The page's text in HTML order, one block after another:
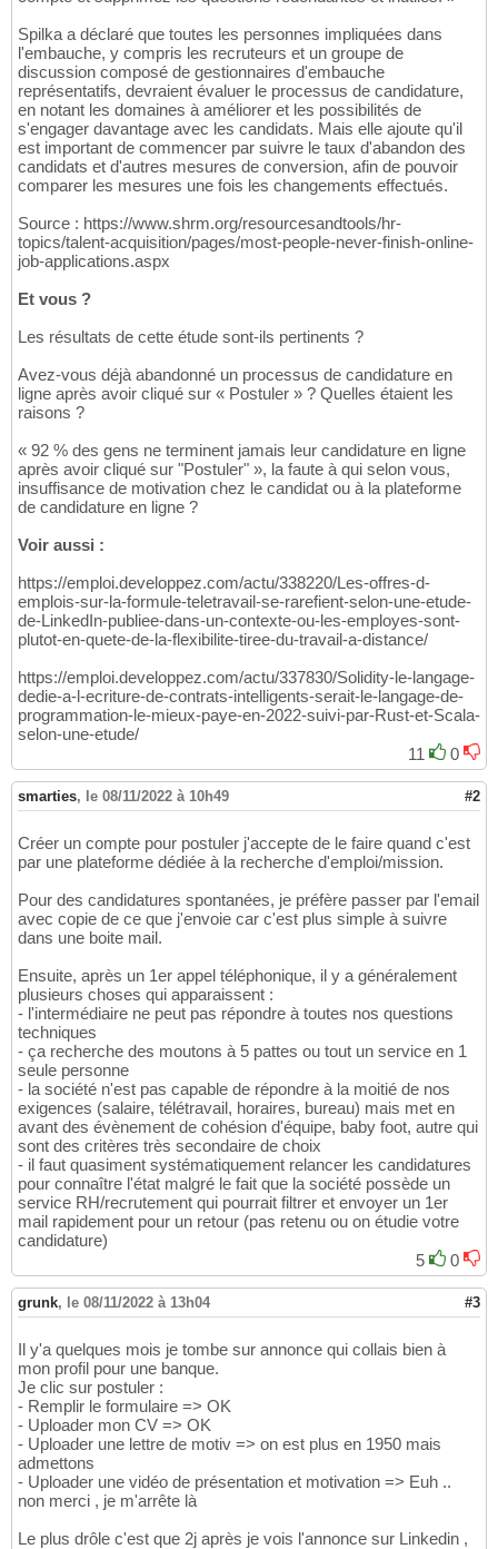
Spilka a déclaré que toutes les personnes impliquées dans
l'embauche, y compris les recruteurs et un groupe de
discussion composé de gestionnaires d'embauche
représentatifs, devraient évaluer le processus de candidature,
en notant les domaines à améliorer et les possibilités de
s'engager davantage avec les candidats. Mais elle ajoute qu'il
est important de commencer par suivre le taux d'abandon des
candidats et d'autres mesures de conversion, afin de pouvoir
comparer les mesures une fois les changements effectués.
Source : https://www.shrm.org/resourcesandtools/hr-
topics/talent-acquisition/pages/most-people-never-finish-online-
job-applications.aspx
Et vous ?
Les résultats de cette étude sont-ils pertinents ?
Avez-vous déjà abandonné un processus de candidature en
ligne après avoir cliqué sur « Postuler » ? Quelles étaient les
raisons ?
« 92 % des gens ne terminent jamais leur candidature en ligne
après avoir cliqué sur "Postuler" », la faute à qui selon vous,
insuffisance de motivation chez le candidat ou à la plateforme
de candidature en ligne ?
Voir aussi :
https://emploi.developpez.com/actu/338220/Les-offres-d-
emplois-sur-la-formule-teletravail-se-rarefient-selon-une-etude-
de-LinkedIn-publiee-dans-un-contexte-ou-les-employes-sont-
plutot-en-quete-de-la-flexibilite-tiree-du-travail-a-distance/
https://emploi.developpez.com/actu/337830/Solidity-le-langage-
dedie-a-l-ecriture-de-contrats-intelligents-serait-le-langage-de-
programmation-le-mieux-paye-en-2022-suivi-par-Rust-et-Scala-
selon-une-etude/
11
0
smarties, le 08/11/2022 à 10h49 #2
Créer un compte pour postuler j'accepte de le faire quand c'est
par une plateforme dédiée à la recherche d'emploi/mission.
Pour des candidatures spontanées, je préfère passer par l'email
avec copie de ce que j'envoie car c'est plus simple à suivre
dans une boite mail.
Ensuite, après un 1er appel téléphonique, il y a généralement
plusieurs choses qui apparaissent :
- l'intermédiaire ne peut pas répondre à toutes nos questions
techniques
- ça recherche des moutons à 5 pattes ou tout un service en 1
seule personne
- la société n'est pas capable de répondre à la moitié de nos
exigences (salaire, télétravail, horaires, bureau) mais met en
avant des évènement de cohésion d'équipe, baby foot, autre qui
sont des critères très secondaire de choix
- il faut quasiment systématiquement relancer les candidatures
pour connaître l'état malgré le fait que la société possède un
service RH/recrutement qui pourrait filtrer et envoyer un 1er
mail rapidement pour un retour (pas retenu ou on étudie votre
candidature)
5
0
grunk, le 08/11/2022 à 13h04 #3
Il y'a quelques mois je tombe sur annonce qui collais bien à
mon profil pour une banque.
Je clic sur postuler :
- Remplir le formulaire => OK
- Uploader mon CV => OK
- Uploader une lettre de motiv => on est plus en 1950 mais
admettons
- Uploader une vidéo de présentation et motivation => Euh ..
non merci , je m'arrête là
Le plus drôle c'est que 2j après je vois l'annonce sur Linkedin ,